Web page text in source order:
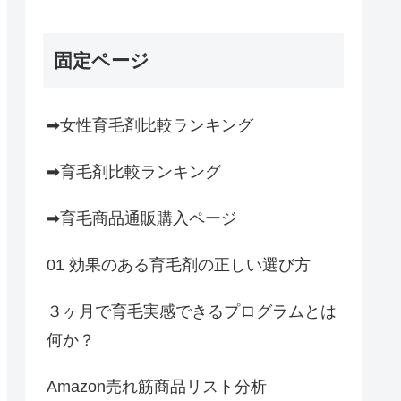
固定ページ
➡女性育毛剤比較ランキング
➡育毛剤比較ランキング
➡育毛商品通販購入ページ
01 効果のある育毛剤の正しい選び方
３ヶ月で育毛実感できるプログラムとは
何か？
Amazon売れ筋商品リスト分析